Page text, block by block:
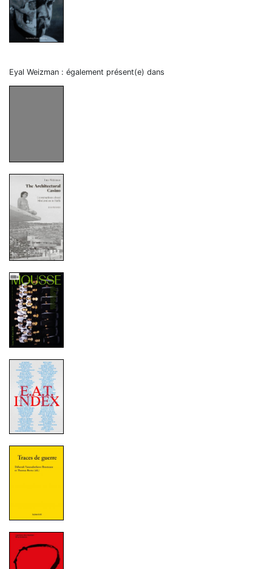
Eyal Weizman : également présent(e) dans